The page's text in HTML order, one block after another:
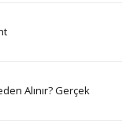
Alınır? Gerçek